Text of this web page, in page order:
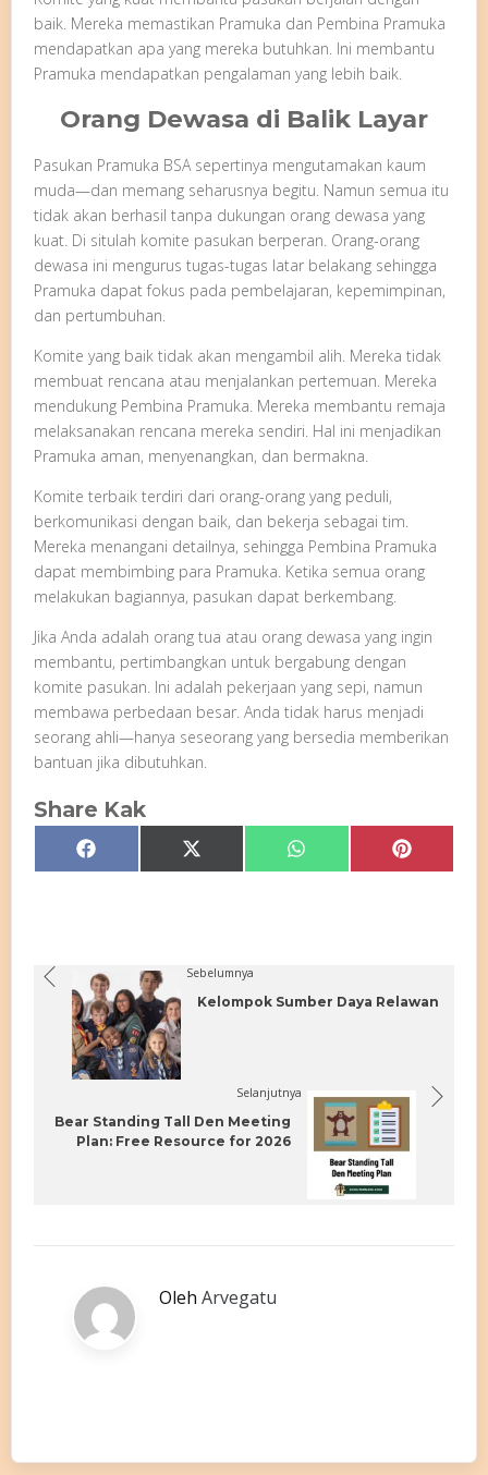
baik. Mereka memastikan Pramuka dan Pembina Pramuka
mendapatkan apa yang mereka butuhkan. Ini membantu
Pramuka mendapatkan pengalaman yang lebih baik.
Orang Dewasa di Balik Layar
Pasukan Pramuka BSA sepertinya mengutamakan kaum
muda—dan memang seharusnya begitu. Namun semua itu
tidak akan berhasil tanpa dukungan orang dewasa yang
kuat. Di situlah komite pasukan berperan. Orang-orang
dewasa ini mengurus tugas-tugas latar belakang sehingga
Pramuka dapat fokus pada pembelajaran, kepemimpinan,
dan pertumbuhan.
Komite yang baik tidak akan mengambil alih. Mereka tidak
membuat rencana atau menjalankan pertemuan. Mereka
mendukung Pembina Pramuka. Mereka membantu remaja
melaksanakan rencana mereka sendiri. Hal ini menjadikan
Pramuka aman, menyenangkan, dan bermakna.
Komite terbaik terdiri dari orang-orang yang peduli,
berkomunikasi dengan baik, dan bekerja sebagai tim.
Mereka menangani detailnya, sehingga Pembina Pramuka
dapat membimbing para Pramuka. Ketika semua orang
melakukan bagiannya, pasukan dapat berkembang.
Jika Anda adalah orang tua atau orang dewasa yang ingin
membantu, pertimbangkan untuk bergabung dengan
komite pasukan. Ini adalah pekerjaan yang sepi, namun
membawa perbedaan besar. Anda tidak harus menjadi
seorang ahli—hanya seseorang yang bersedia memberikan
bantuan jika dibutuhkan.
Share Kak
Share
on
Facebook Share
on
X
(Twitter)
Share
on
WhatsApp Share
on
Pinterest
Sebelumnya
Kelompok Sumber Daya Relawan
Selanjutnya
Bear Standing Tall Den Meeting
Plan: Free Resource for 2026
Oleh Arvegatu